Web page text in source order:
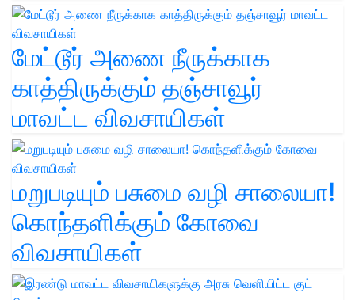
மேட்டூர் அணை நீருக்காக
காத்திருக்கும் தஞ்சாவூர்
மாவட்ட விவசாயிகள்
மறுபடியும் பசுமை வழி சாலையா!
கொந்தளிக்கும் கோவை
விவசாயிகள்